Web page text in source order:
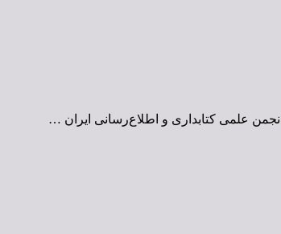
علمی کتابداری و اطلاع‌رسانی ایران …